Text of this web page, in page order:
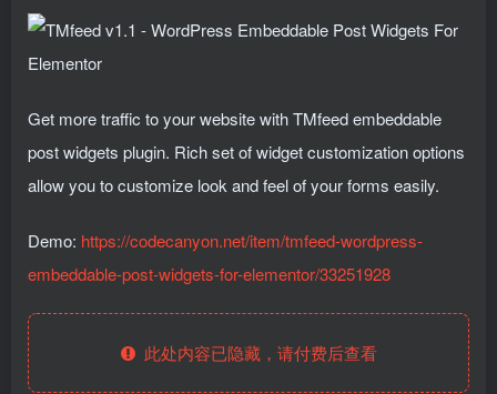
Get more traffic to your website with TMfeed embeddable
post widgets plugin. Rich set of widget customization options
allow you to customize look and feel of your forms easily.
Demo: https://codecanyon.net/item/tmfeed-wordpress-
embeddable-post-widgets-for-elementor/33251928
此处内容已隐藏，请付费后查看